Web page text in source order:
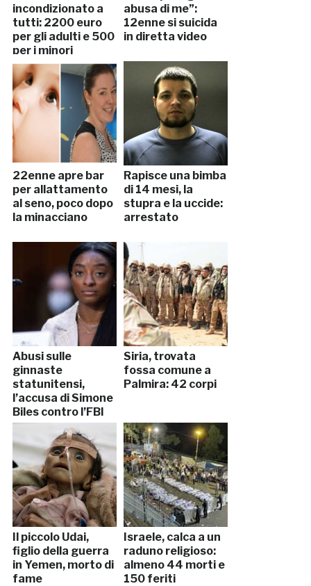
incondizionato a
tutti: 2200 euro
per gli adulti e 500
per i minori
abusa di me”:
12enne si suicida
in diretta video
22enne apre bar
per allattamento
al seno, poco dopo
la minacciano
Rapisce una bimba
di 14 mesi, la
stupra e la uccide:
arrestato
Abusi sulle
ginnaste
statunitensi,
l’accusa di Simone
Biles contro l’FBI
Siria, trovata
fossa comune a
Palmira: 42 corpi
Il piccolo Udai,
figlio della guerra
in Yemen, morto di
fame
Israele, calca a un
raduno religioso:
almeno 44 morti e
150 feriti